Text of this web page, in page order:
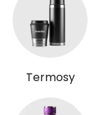
Termosy